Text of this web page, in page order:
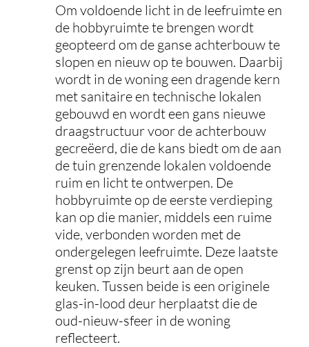
Om voldoende licht in de leefruimte en
de hobbyruimte te brengen wordt
geopteerd om de ganse achterbouw te
slopen en nieuw op te bouwen. Daarbij
wordt in de woning een dragende kern
met sanitaire en technische lokalen
gebouwd en wordt een gans nieuwe
draagstructuur voor de achterbouw
gecreëerd, die de kans biedt om de aan
de tuin grenzende lokalen voldoende
ruim en licht te ontwerpen. De
hobbyruimte op de eerste verdieping
kan op die manier, middels een ruime
vide, verbonden worden met de
ondergelegen leefruimte. Deze laatste
grenst op zijn beurt aan de open
keuken. Tussen beide is een originele
glas-in-lood deur herplaatst die de
oud-nieuw-sfeer in de woning
reflecteert.